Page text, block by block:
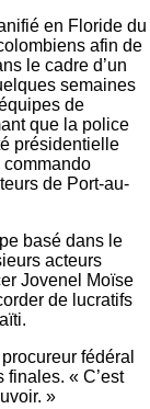
en Floride du
afin de
le cadre d’un
semaines
de
que la police
présidentielle
commando
de Port-au-
basé dans le
acteurs
Jovenel Moïse
de lucratifs
fédéral
« C’est
»